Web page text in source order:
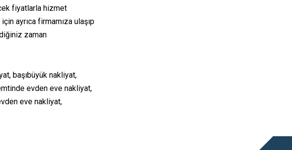
fiyatlarla hizmet
ayrıca firmamıza ulaşıp
zaman
başıbüyük nakliyat,
evden eve nakliyat,
eve nakliyat,